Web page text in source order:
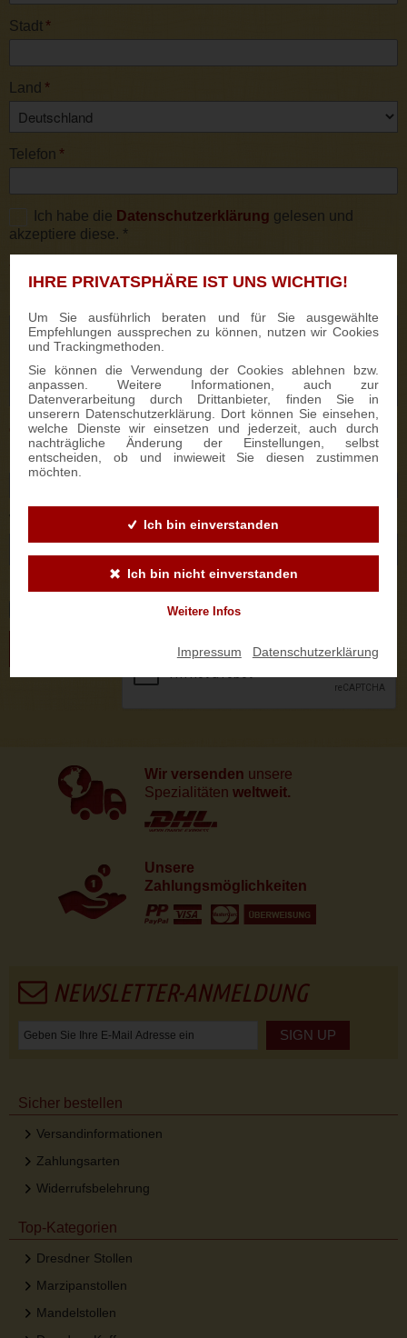
IHRE PRIVATSPHÄRE IST UNS WICHTIG!
Um Sie ausführlich beraten und für Sie ausgewählte
Empfehlungen aussprechen zu können, nutzen wir Cookies
und Trackingmethoden.
Sie können die Verwendung der Cookies ablehnen bzw.
anpassen. Weitere Informationen, auch zur
Datenverarbeitung durch Drittanbieter, finden Sie in
unserern Datenschutzerklärung. Dort können Sie einsehen,
welche Dienste wir einsetzen und jederzeit, auch durch
nachträgliche Änderung der Einstellungen, selbst
entscheiden, ob und inwieweit Sie diesen zustimmen
möchten.
Ich bin einverstanden
Ich bin nicht einverstanden
Weitere Infos
Impressum Datenschutzerklärung
Stadt *
Land *
Telefon *
Ich habe die Datenschutzerklärung gelesen und
akzeptiere diese. *
Optionale Angaben:
Lieferdatum
Werbeanbringung
Wir versenden unsere
Spezialitäten weltweit.
Unsere
Zahlungsmöglichkeiten
NEWSLETTER-ANMELDUNG
SIGN UP
Sicher bestellen
Versandinformationen
Zahlungsarten
Widerrufsbelehrung
Top-Kategorien
Dresdner Stollen
Marzipanstollen
Mandelstollen